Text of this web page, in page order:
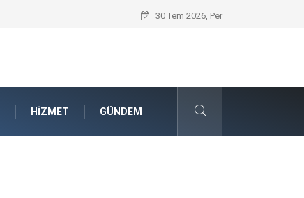
Güvenilir Chip Satışı: Dijital Masa
30 Tem 2026, Per
HIZMET GÜNDEM